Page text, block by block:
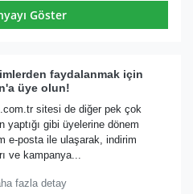
Göster
faydalanmak için
üye olun!
sitesi de diğer pek çok
yaptığı gibi üyelerine dönem
e-posta ile ulaşarak, indirim
ve kampanya...
fazla detay